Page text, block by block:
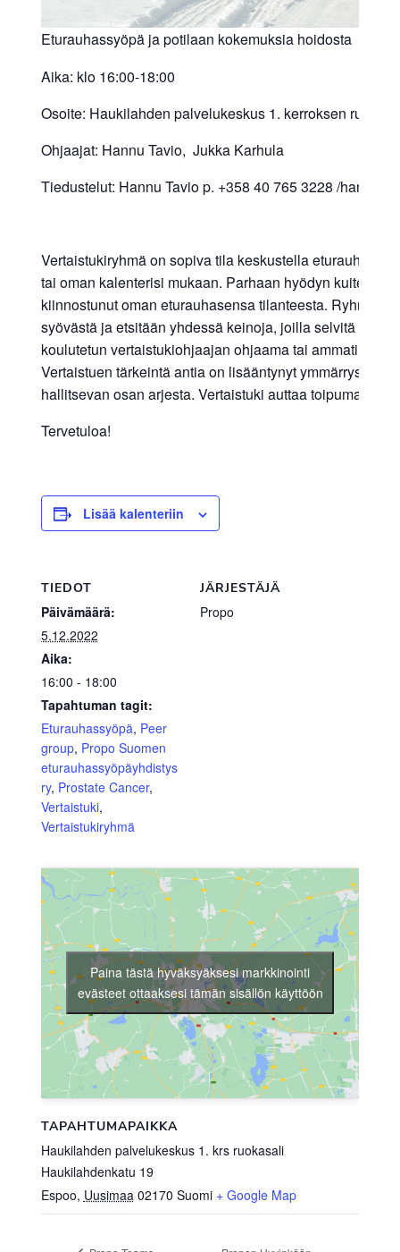
Eturauhassyöpä ja potilaan kokemuksia hoidosta
Aika: klo 16:00-18:00
Osoite: Haukilahden palvelukeskus 1. kerroksen
Ohjaajat: Hannu Tavio, Jukka Karhula
Tiedustelut: Hannu Tavio p. +358 40 765 3228 /
Vertaistukiryhmä on sopiva tila keskustella
tai oman kalenterisi mukaan. Parhaan hyödyn
kiinnostunut oman eturauhasensa tilanteesta.
syövästä ja etsitään yhdessä keinoja, joilla selvitä
koulutetun vertaistukiohjaajan ohjaama tai
Vertaistuen tärkeintä antia on lisääntynyt ymmärrys
hallitsevan osan arjesta. Vertaistuki auttaa toipumaan
Tervetuloa!
Lisää kalenteriin
TIEDOT
Päivämäärä:
5.12.2022
Aika:
16:00 - 18:00
Tapahtuman tagit:
Eturauhassyöpä, Peer
group, Propo Suomen
eturauhassyöpäyhdistys
ry, Prostate Cancer,
Vertaistuki,
Vertaistukiryhmä
JÄRJESTÄJÄ
Propo
TAPAHTUMAPAIKKA
Haukilahden palvelukeskus 1. krs ruokasali
Haukilahdenkatu 19
Espoo, Uusimaa 02170 Suomi + Google Map
Paina tästä hyväksyäksesi markkinointi
evästeet ottaaksesi tämän sisällön käyttöön